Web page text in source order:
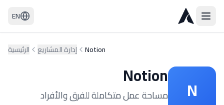
EN
الرئيسية إدارة المشاريع Notion
N
Notion
مساحة عمل متكاملة للفرق والأفراد